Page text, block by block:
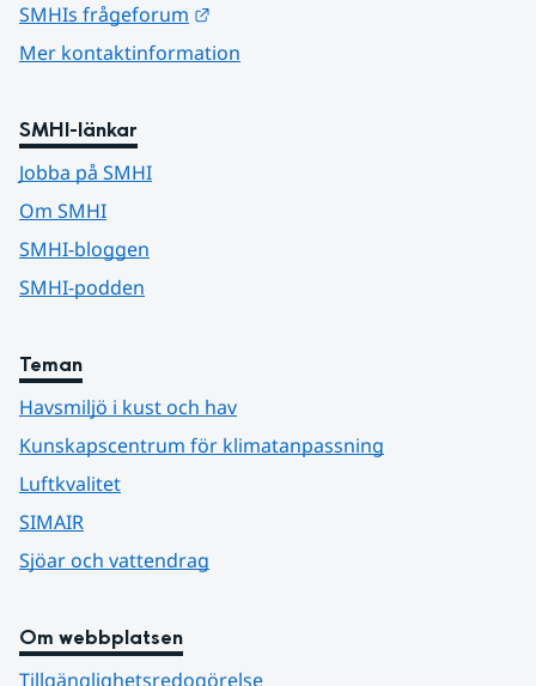
SMHIs frågeforum
Mer kontaktinformation
SMHI-länkar
Jobba på SMHI
Om SMHI
SMHI-bloggen
SMHI-podden
Teman
Havsmiljö i kust och hav
Kunskapscentrum för klimatanpassning
Luftkvalitet
SIMAIR
Sjöar och vattendrag
Om webbplatsen
Tillgänglighetsredogörelse